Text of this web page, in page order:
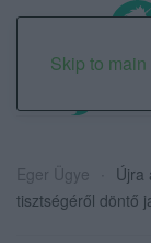
Skip to
Eger Ügye
Újra
tisztségéről döntő